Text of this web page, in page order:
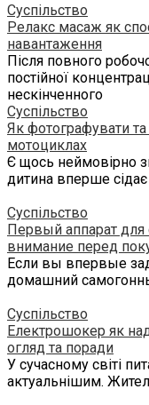
Суспільство
Релакс масаж як
навантаження
Після повного
постійної
нескінченного
Суспільство
Як фотографувати
мотоциклах
Є щось неймовірно
дитина вперше
Суспільство
Первый аппарат для
внимание перед
Если вы впервые
домашний
Суспільство
Електрошокер як
огляд та поради
У сучасному світі
актуальнішим.